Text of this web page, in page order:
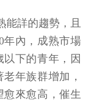
能詳的趨勢，且
年內，成熟市場
以下的青年，因
年族群增加，
愈來愈高，催生